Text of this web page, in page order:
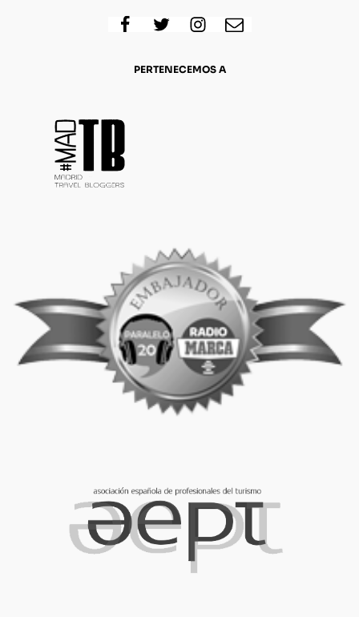
PERTENECEMOS A